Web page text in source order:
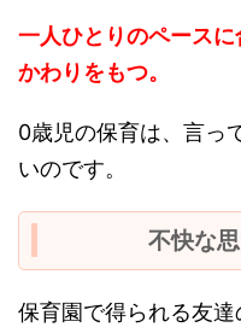
一人ひとりのペース
かわりをもつ。
0歳児の保育は、言っ
いのです。
不快な
保育園で得られる友達